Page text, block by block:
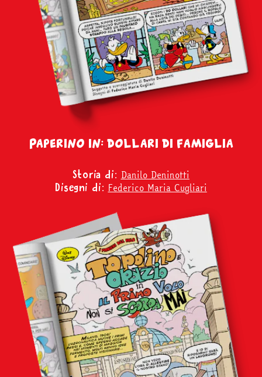
Paperino in: dollari di famiglia
Storia di: Danilo Deninotti
Disegni di: Federico Maria Cugliari